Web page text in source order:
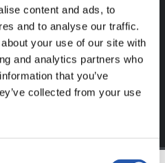
content and ads, to
and to analyse our traffic.
your use of our site with
and analytics partners who
that you’ve
collected from your use
site web.
l' Identifiant
et profitez du
pour vous.